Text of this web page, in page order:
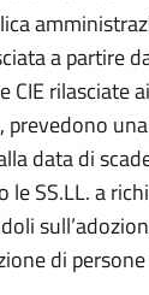
a partire
rilasciate
data di
le SS.LL. a
di